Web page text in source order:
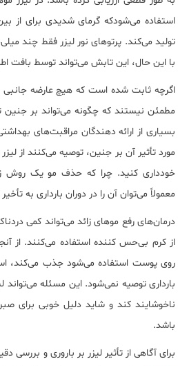
استفاده می‌شودکه گرمای شدیدی برای از
تولید می‌کند. پرتوهای نور لیزر فقط چند
با این حال، این تابش می‌تواند توسط بافت
اگرچه ثابت شده است که هیچ عارضه جانبی
مطمئن نیستند که چگونه می‌تواند بر جنین
بسیاری از ارائه دهندگان مراقبت‌های
مورد تأثیر آن بر جنین، توصیه می‌کنند از لیزر
خودداری کنید. چرا که حذف مو یک روش
معمولاً می‌توان آن را در دوران بارداری به
درمان‌های رفع موهای زائد می‌تواند کمی
از کرم بی‌حس کننده استفاده می‌کنند. از
روی پوست استفاده می‌شود جذب می‌کند،
بارداری توصیه نمی‌شود. این مسئله می‌تواند
ناخوشایند کند و شاید دلیل خوبی برای
باشد.
برای آگاهی از تأثیر لیزر بر باروری و بررسی